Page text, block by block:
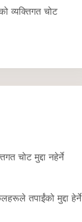
व्यक्तिगत चोट
चोट मुद्दा नहेर्ने
तपाईंको मुद्दा हेर्ने